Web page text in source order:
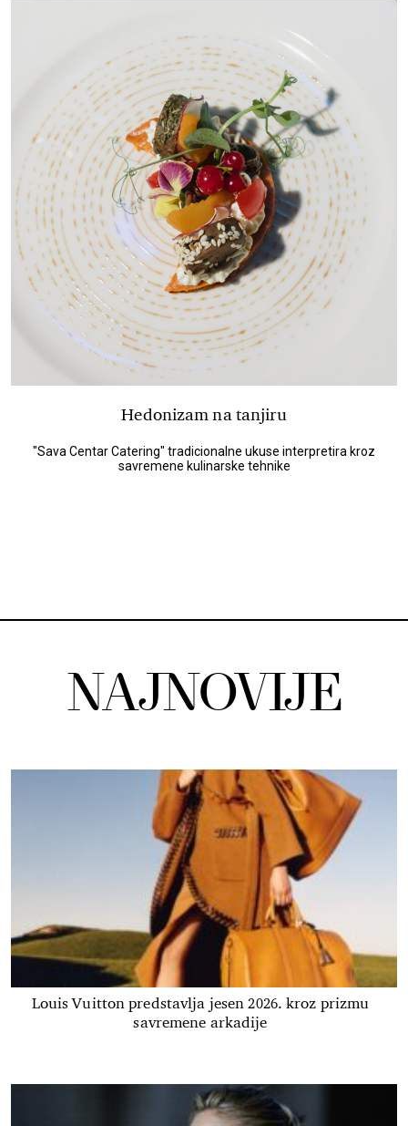
Hedonizam na tanjiru
"Sava Centar Catering" tradicionalne ukuse interpretira kroz
savremene kulinarske tehnike
NAJNOVIJE
Louis Vuitton predstavlja jesen 2026. kroz prizmu
savremene arkadije